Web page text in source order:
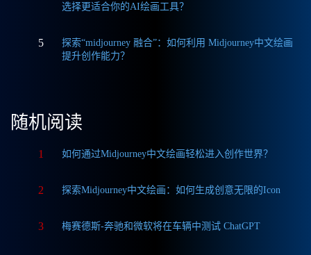
选择更适合你的AI绘画工具？
5
探索“midjourney 融合”：如何利用 Midjourney中文绘画
提升创作能力？
随机阅读
1 如何通过Midjourney中文绘画轻松进入创作世界？
2 探索Midjourney中文绘画：如何生成创意无限的Icon
3 梅赛德斯-奔驰和微软将在车辆中测试 ChatGPT